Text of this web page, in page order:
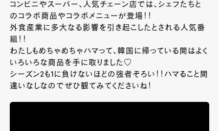
コンビニやスーパー、人気チェーン店では、シェフたちと
のコラボ商品やコラボメニューが登場！！
外食産業に多大なる影響を引き起こしたとされる人気番
組！！
わたしもめちゃめちゃハマって、韓国に帰っている間はよく
いろいろな商品を手に取りました♡
シーズン2も1に負けないほどの強者ぞろい！！ハマること間
違いなしなのでぜひ観てみてくださいね！